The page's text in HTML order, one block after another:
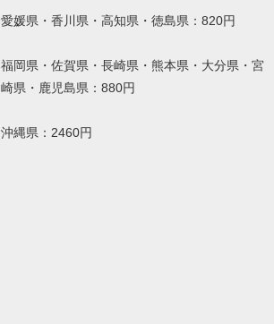
愛媛県・香川県・高知県・徳島県：820円
福岡県・佐賀県・長崎県・熊本県・大分県・宮
崎県・鹿児島県：880円
沖縄県：2460円